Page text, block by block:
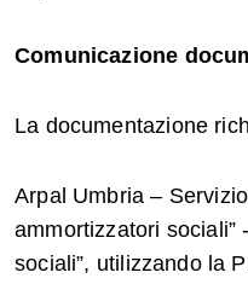
Comunicazione
La documentazione
Arpal Umbria –
ammortizzatori sociali”
sociali”, utilizzando la